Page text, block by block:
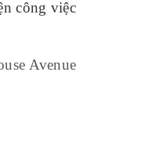
công việc
Avenue